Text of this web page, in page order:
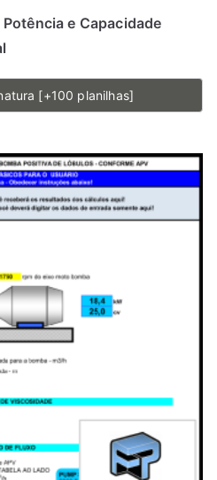
e Capacidade
[+100 planilhas]